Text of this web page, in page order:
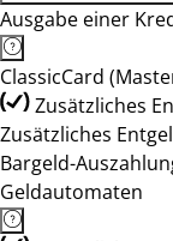
Ausgabe einer
ClassicCard
Zusätzliches
Zusätzliches
Bargeld-
Geldautomaten